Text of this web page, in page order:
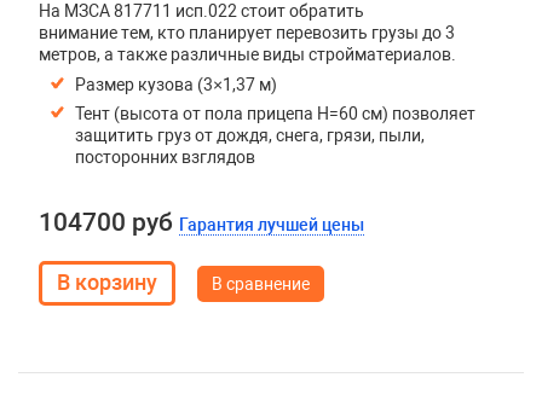
На МЗСА 817711 исп.022 стоит обратить
внимание тем, кто планирует перевозить грузы до 3
метров, а также различные виды стройматериалов.
Размер кузова (3×1,37 м)
Тент (высота от пола прицепа H=60 см) позволяет
защитить груз от дождя, снега, грязи, пыли,
посторонних взглядов
104700 руб Гарантия лучшей цены
В сравнение